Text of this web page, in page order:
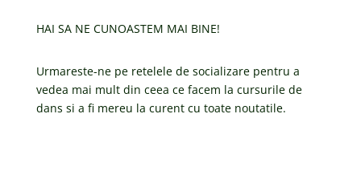
HAI SA NE CUNOASTEM MAI BINE!
Urmareste-ne pe retelele de socializare pentru a
vedea mai mult din ceea ce facem la cursurile de
dans si a fi mereu la curent cu toate noutatile.